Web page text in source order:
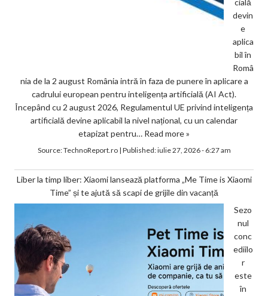
cială
devin
e
aplica
bil în
Româ
nia de la 2 august România intră în faza de punere în aplicare a
cadrului european pentru inteligența artificială (AI Act).
Începând cu 2 august 2026, Regulamentul UE privind inteligența
artificială devine aplicabil la nivel național, cu un calendar
etapizat pentru… Read more »
Source:TechnoReport.ro| Published:iulie 27, 2026 - 6:27 am
Liber la timp liber: Xiaomi lansează platforma „Me Time is Xiaomi
Time” și te ajută să scapi de grijile din vacanță
Sezo
nul
conc
ediilo
r
este
în